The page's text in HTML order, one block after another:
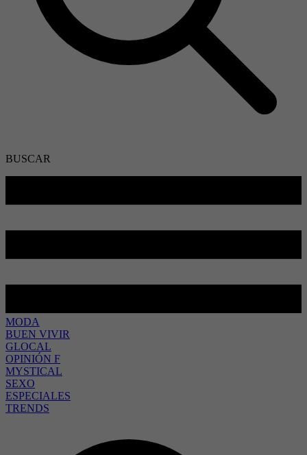
BUSCAR
MODA
BUEN VIVIR
GLOCAL
OPINIÓN F
MYSTICAL
SEXO
ESPECIALES
TRENDS